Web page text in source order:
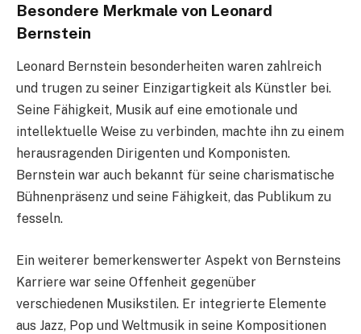
Besondere Merkmale von Leonard
Bernstein
Leonard Bernstein besonderheiten waren zahlreich
und trugen zu seiner Einzigartigkeit als Künstler bei.
Seine Fähigkeit, Musik auf eine emotionale und
intellektuelle Weise zu verbinden, machte ihn zu einem
herausragenden Dirigenten und Komponisten.
Bernstein war auch bekannt für seine charismatische
Bühnenpräsenz und seine Fähigkeit, das Publikum zu
fesseln.
Ein weiterer bemerkenswerter Aspekt von Bernsteins
Karriere war seine Offenheit gegenüber
verschiedenen Musikstilen. Er integrierte Elemente
aus Jazz, Pop und Weltmusik in seine Kompositionen